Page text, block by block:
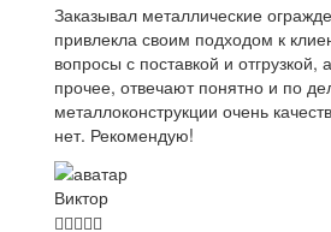
Заказывал металлические
привлекла своим подходом к
вопросы с поставкой и отгрузкой,
прочее, отвечают понятно и по
металлоконструкции очень
нет. Рекомендую!
Виктор